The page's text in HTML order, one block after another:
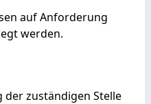
auf Anforderung
werden.
zuständigen Stelle